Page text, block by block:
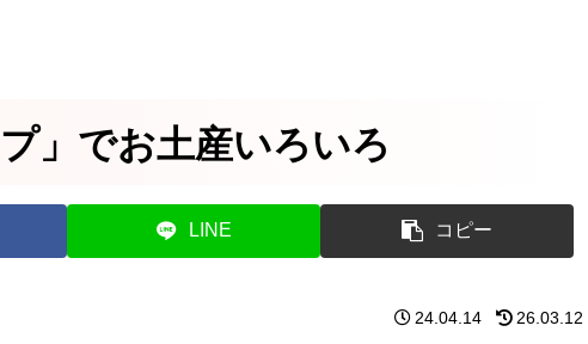
」でお土産いろいろ
LINE コピー
24.04.14 26.03.12